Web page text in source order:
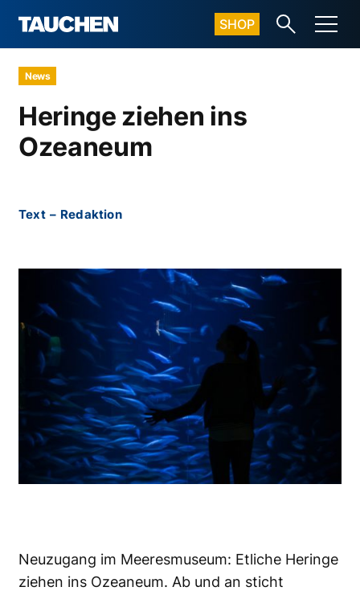
SHOP
News
Heringe ziehen ins
Ozeaneum
Text – Redaktion
Neuzugang im Meeresmuseum: Etliche Heringe
ziehen ins Ozeaneum. Ab und an sticht